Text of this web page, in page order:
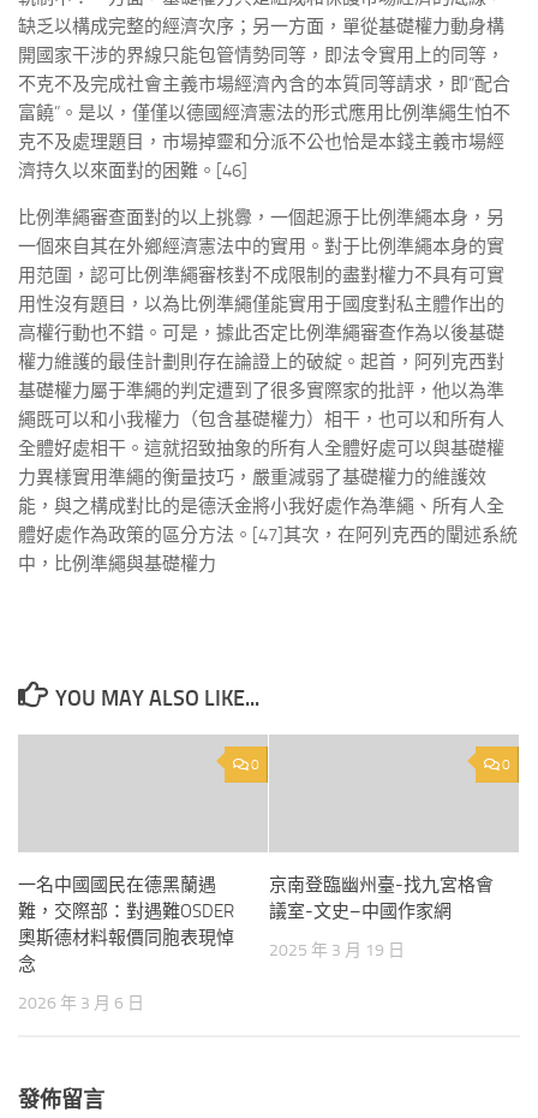
缺乏以構成完整的經濟次序；另一方面，單從基礎權力動身構
開國家干涉的界線只能包管情勢同等，即法令實用上的同等，
不克不及完成社會主義市場經濟內含的本質同等請求，即“配合
富饒”。是以，僅僅以德國經濟憲法的形式應用比例準繩生怕不
克不及處理題目，市場掉靈和分派不公也恰是本錢主義市場經
濟持久以來面對的困難。[46]
比例準繩審查面對的以上挑釁，一個起源于比例準繩本身，另
一個來自其在外鄉經濟憲法中的實用。對于比例準繩本身的實
用范圍，認可比例準繩審核對不成限制的盡對權力不具有可實
用性沒有題目，以為比例準繩僅能實用于國度對私主體作出的
高權行動也不錯。可是，據此否定比例準繩審查作為以後基礎
權力維護的最佳計劃則存在論證上的破綻。起首，阿列克西對
基礎權力屬于準繩的判定遭到了很多實際家的批評，他以為準
繩既可以和小我權力（包含基礎權力）相干，也可以和所有人
全體好處相干。這就招致抽象的所有人全體好處可以與基礎權
力異樣實用準繩的衡量技巧，嚴重減弱了基礎權力的維護效
能，與之構成對比的是德沃金將小我好處作為準繩、所有人全
體好處作為政策的區分方法。[47]其次，在阿列克西的闡述系統
中，比例準繩與基礎權力
YOU MAY ALSO LIKE...
0
一名中國國民在德黑蘭遇
難，交際部：對遇難OSDER
奧斯德材料報價同胞表現悼
念
2026 年 3 月 6 日
0
京南登臨幽州臺-找九宮格會
議室-文史–中國作家網
2025 年 3 月 19 日
發佈留言